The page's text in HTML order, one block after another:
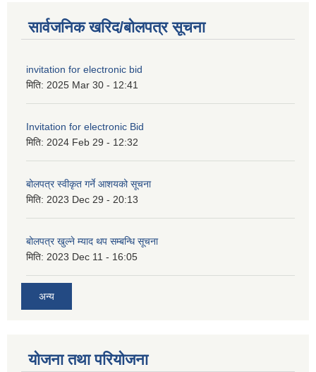
सार्वजनिक खरिद/बोलपत्र सूचना
invitation for electronic bid
मिति: 2025 Mar 30 - 12:41
Invitation for electronic Bid
मिति: 2024 Feb 29 - 12:32
बोलपत्र स्वीकृत गर्ने आशयको सूचना
मिति: 2023 Dec 29 - 20:13
बोलपत्र खुल्ने म्याद थप सम्बन्धि सूचना
मिति: 2023 Dec 11 - 16:05
अन्य
योजना तथा परियोजना